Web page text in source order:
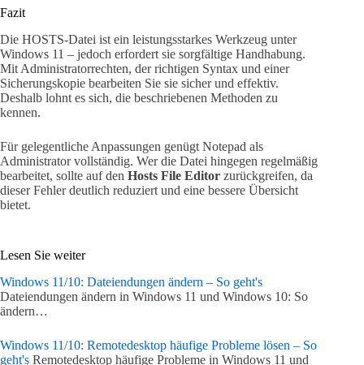
Fazit
Die HOSTS-Datei ist ein leistungsstarkes Werkzeug unter
Windows 11 – jedoch erfordert sie sorgfältige Handhabung.
Mit Administratorrechten, der richtigen Syntax und einer
Sicherungskopie bearbeiten Sie sie sicher und effektiv.
Deshalb lohnt es sich, die beschriebenen Methoden zu
kennen.
Für gelegentliche Anpassungen genügt Notepad als
Administrator vollständig. Wer die Datei hingegen regelmäßig
bearbeitet, sollte auf den Hosts File Editor zurückgreifen, da
dieser Fehler deutlich reduziert und eine bessere Übersicht
bietet.
Lesen Sie weiter
Windows 11/10: Dateiendungen ändern – So geht's
Dateiendungen ändern in Windows 11 und Windows 10: So
ändern…
Windows 11/10: Remotedesktop häufige Probleme lösen – So
geht's Remotedesktop häufige Probleme in Windows 11 und